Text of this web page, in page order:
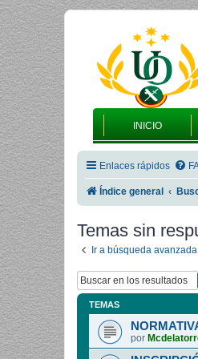
INICIO
Enlaces rápidos
Índice general
Temas sin
Ir a búsqueda avanzada
TEMAS
por